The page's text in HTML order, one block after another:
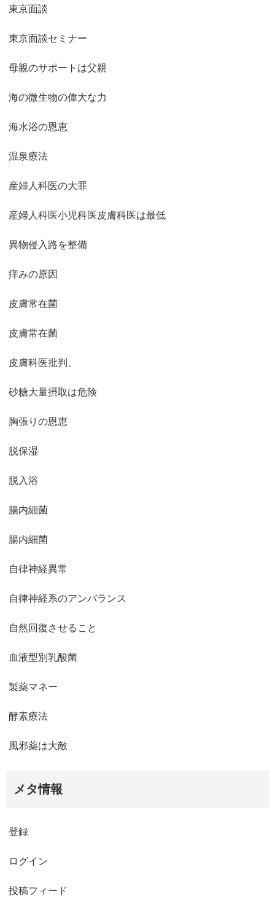
東京面談
東京面談セミナー
母親のサポートは父親
海の微生物の偉大な力
海水浴の恩恵
温泉療法
産婦人科医の大罪
産婦人科医小児科医皮膚科医は最低
異物侵入路を整備
痒みの原因
皮膚常在菌
皮膚常在菌
皮膚科医批判、
砂糖大量摂取は危険
胸張りの恩恵
脱保湿
脱入浴
腸内細菌
腸内細菌
自律神経異常
自律神経系のアンバランス
自然回復させること
血液型別乳酸菌
製薬マネー
酵素療法
風邪薬は大敵
メタ情報
登録
ログイン
投稿フィード